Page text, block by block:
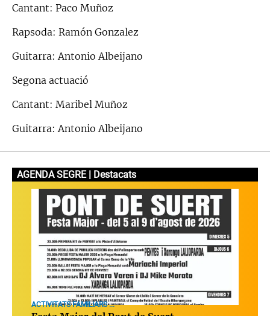
Cantant: Paco Muñoz
Rapsoda: Ramón Gonzalez
Guitarra: Antonio Albeijano
Segona actuació
Cantant: Maribel Muñoz
Guitarra: Antonio Albeijano
AGENDA SEGRE | Destacats
ACTIVITATS FAMILIARS ...